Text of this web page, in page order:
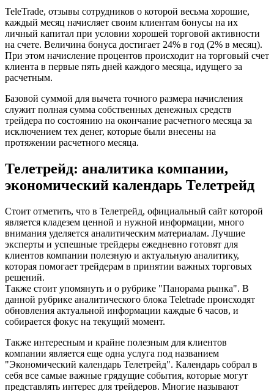
TeleTrade, отзывы сотрудников о которой весьма хорошие,
каждый месяц начисляет своим клиентам бонусы на их
личный капитал при условии хорошей торговой активности
на счете. Величина бонуса достигает 24% в год (2% в месяц).
При этом начисление процентов происходит на торговый счет
клиента в первые пять дней каждого месяца, идущего за
расчетным.
Базовой суммой для вычета точного размера начисления
служит полная сумма собственных денежных средств
трейдера по состоянию на окончание расчетного месяца за
исключением тех денег, которые были внесены на
протяжении расчетного месяца.
Телетрейд: аналитика компании,
экономический календарь Телетрейд
Стоит отметить, что в Телетрейд, официальный сайт которой
является кладезем ценной и нужной информации, много
внимания уделяется аналитическим материалам. Лучшие
эксперты и успешные трейдеры ежедневно готовят для
клиентов компании полезную и актуальную аналитику,
которая помогает трейдерам в принятии важных торговых
решений.
Также стоит упомянуть и о рубрике "Панорама рынка". В
данной рубрике аналитического блока Teletrade происходят
обновления актуальной информации каждые 6 часов, и
собирается фокус на текущий момент.
Также интересным и крайне полезным для клиентов
компании является еще одна услуга под названием
"Экономический календарь Телетрейд". Календарь собрал в
себя все самые важные грядущие события, которые могут
представлять интерес для трейдеров. Многие называют